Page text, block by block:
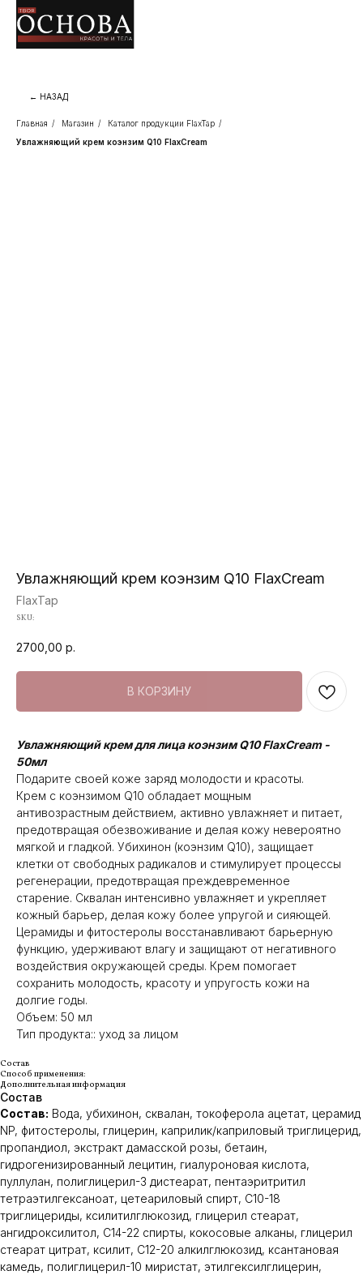
← НАЗАД
Главная / Магазин / Каталог продукции FlaxTap /
Увлажняющий крем коэнзим Q10 FlaxCream
Увлажняющий крем коэнзим Q10 FlaxCream
FlaxTap
SKU:
2700,00 р.
В КОРЗИНУ
Увлажняющий крем для лица коэнзим Q10 FlaxCream -
50мл
Подарите своей коже заряд молодости и красоты.
Крем с коэнзимом Q10 обладает мощным
антивозрастным действием, активно увлажняет и питает,
предотвращая обезвоживание и делая кожу невероятно
мягкой и гладкой. Убихинон (коэнзим Q10), защищает
клетки от свободных радикалов и стимулирует процессы
регенерации, предотвращая преждевременное
старение. Сквалан интенсивно увлажняет и укрепляет
кожный барьер, делая кожу более упругой и сияющей.
Церамиды и фитостеролы восстанавливают барьерную
функцию, удерживают влагу и защищают от негативного
воздействия окружающей среды. Крем помогает
сохранить молодость, красоту и упругость кожи на
долгие годы.
Объем: 50 мл
Тип продукта:: уход за лицом
Состав
Способ применения:
Дополнительная информация
Состав
Состав: Вода, убихинон, сквалан, токоферола ацетат, церамид
NP, фитостеролы, глицерин, каприлик/каприловый триглицерид,
пропандиол, экстракт дамасской розы, бетаин,
гидрогенизированный лецитин, гиалуроновая кислота,
пуллулан, полиглицерил-3 дистеарат, пентаэритритил
тетраэтилгексаноат, цетеариловый спирт, С10-18
триглицериды, ксилитилглюкозид, глицерил стеарат,
ангидроксилитол, С14-22 спирты, кокосовые алканы, глицерил
стеарат цитрат, ксилит, C12-20 алкилглюкозид, ксантановая
камедь, полиглицерил-10 миристат, этилгексилглицерин,